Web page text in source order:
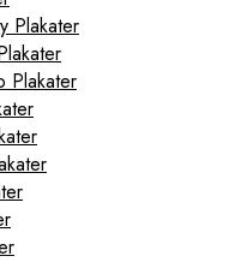
Plakater
Plakater